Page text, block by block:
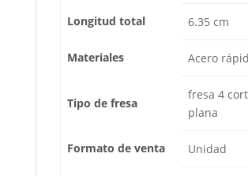
Longitud total 6.35 cm
Materiales Acero
Tipo de fresa
fresa 4
plana
Formato de venta Unidad